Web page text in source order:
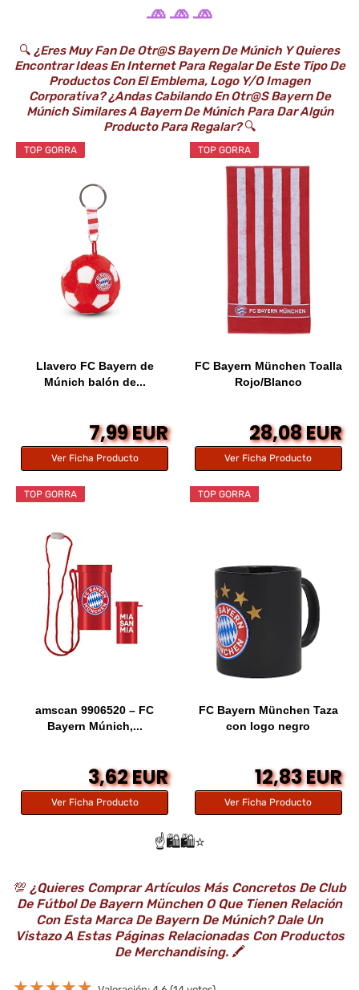
🧢 🧢 🧢
🔍 ¿Eres Muy Fan De Otr@s Bayern De Múnich Y Quieres
Encontrar Ideas En Internet Para Regalar De Este Tipo De
Productos Con El Emblema, Logo Y/o Imagen
Corporativa? ¿Andas Cabilando En Otr@s Bayern De
Múnich Similares A Bayern De Múnich Para Dar Algún
Producto Para Regalar?🔍
TOP GORRA
Llavero FC Bayern de
Múnich balón de...
7,99 EUR
Ver Ficha Producto
TOP GORRA
FC Bayern München Toalla
Rojo/Blanco
28,08 EUR
Ver Ficha Producto
TOP GORRA
amscan 9906520 – FC
Bayern Múnich,...
3,62 EUR
Ver Ficha Producto
TOP GORRA
FC Bayern München Taza
con logo negro
12,83 EUR
Ver Ficha Producto
☝️🛍️🛍️⭐️
💯 ¿Quieres Comprar Artículos Más Concretos De Club
De Fútbol De Bayern München O Que Tienen Relación
Con Esta Marca De Bayern De Múnich? Dale Un
Vistazo A Estas Páginas Relacionadas Con Productos
De Merchandising.🖍️